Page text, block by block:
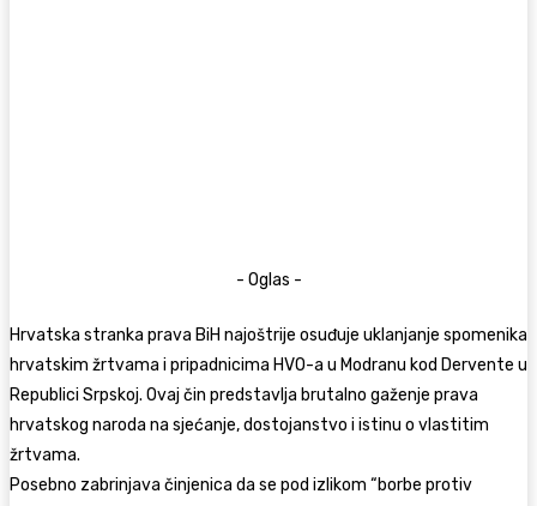
- Oglas -
Hrvatska stranka prava BiH najoštrije osuđuje uklanjanje spomenika
hrvatskim žrtvama i pripadnicima HVO-a u Modranu kod Dervente u
Republici Srpskoj. Ovaj čin predstavlja brutalno gaženje prava
hrvatskog naroda na sjećanje, dostojanstvo i istinu o vlastitim
žrtvama.
Posebno zabrinjava činjenica da se pod izlikom “borbe protiv